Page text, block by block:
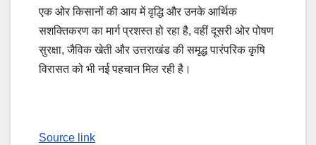
एक ओर किसानों की आय में वृद्धि और उनके आर्थिक
सशक्तिकरण का मार्ग प्रशस्त हो रहा है, वहीं दूसरी ओर पोषण
सुरक्षा, जैविक खेती और उत्तराखंड की समृद्ध पारंपरिक कृषि
विरासत को भी नई पहचान मिल रही है।
Source link